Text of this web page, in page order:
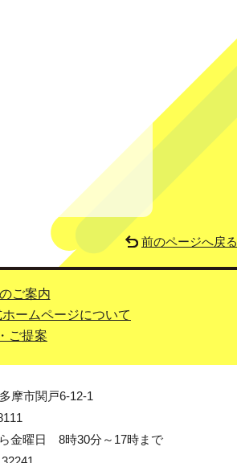
前のページへ戻る
ご案内
ームページについて
ご提案
摩市関戸6-12-1
金曜日 8時30分～17時まで